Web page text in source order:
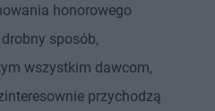
honorowego
sposób,
wszystkim dawcom,
przychodzą